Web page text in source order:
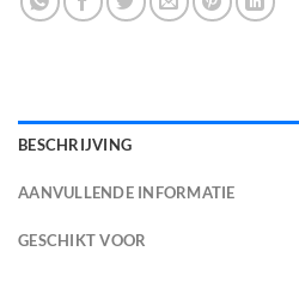
BESCHRIJVING
AANVULLENDE INFORMATIE
GESCHIKT VOOR